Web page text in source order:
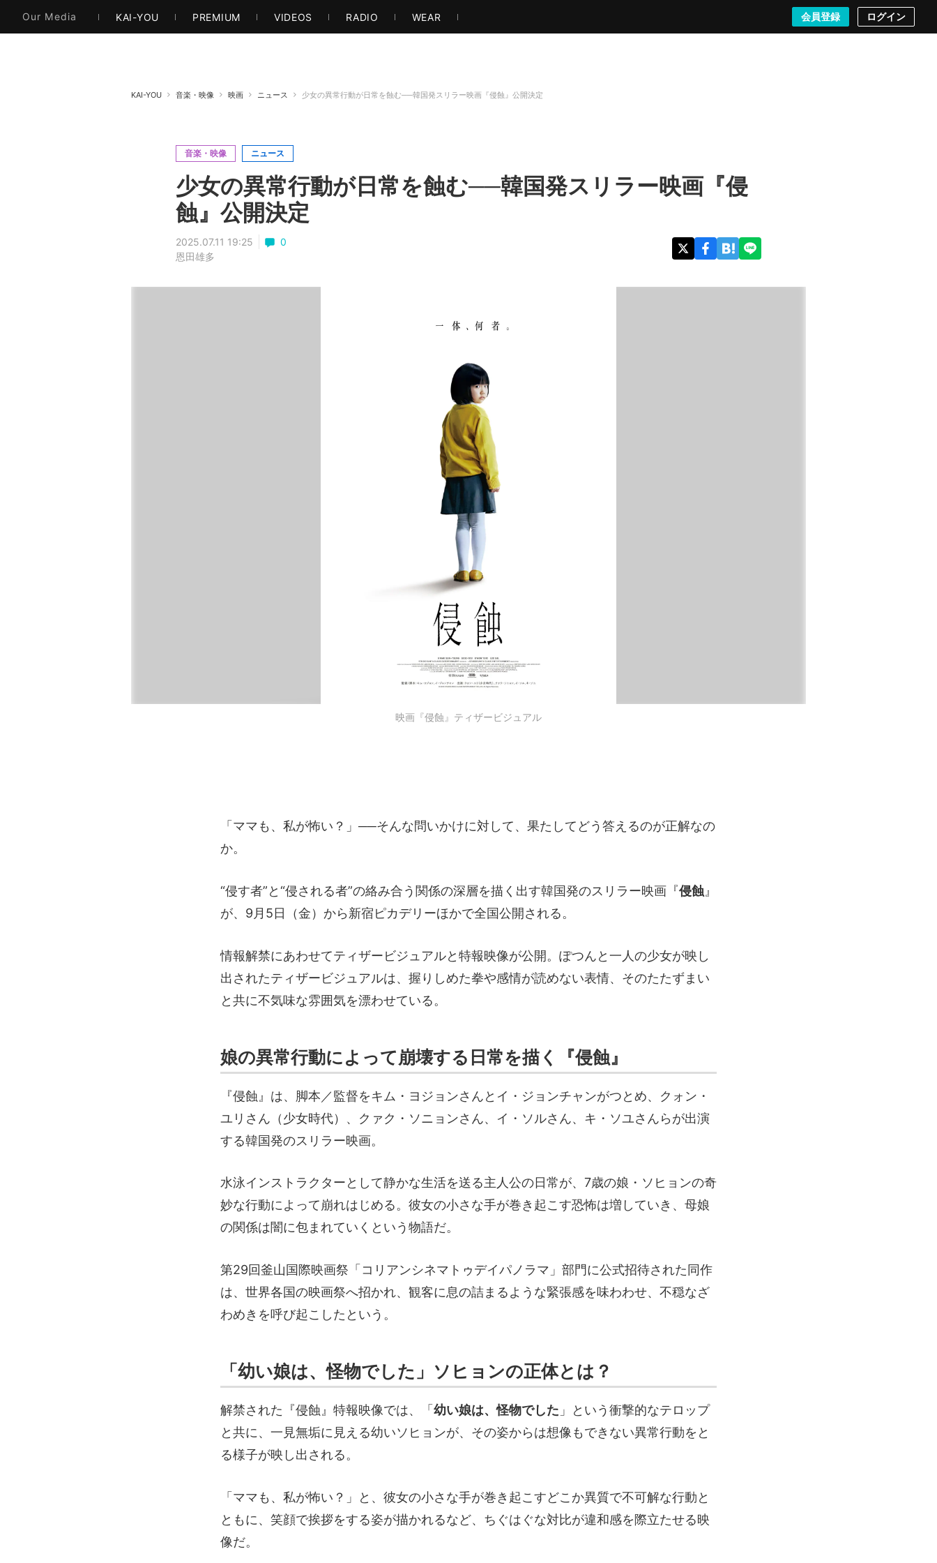
Our Media KAI-YOU PREMIUM VIDEOS RADIO WEAR 会員登録 ログイン
検索する
KAI-YOU 音楽・映像 映画 ニュース 少女の異常行動が日常を蝕む──韓国発スリラー映画『侵蝕』公開決定
音楽・映像 ニュース
少女の異常行動が日常を蝕む──韓国発スリラー映画『侵
蝕』公開決定
2025.07.11 19:25
0
恩田雄多
映画『侵蝕』ティザービジュアル
「ママも、私が怖い？」──そんな問いかけに対して、果たしてどう答えるのが正解なの
か。
“侵す者”と“侵される者”の絡み合う関係の深層を描く出す韓国発のスリラー映画『侵蝕 』
が、9月5日（金）から新宿ピカデリーほかで全国公開される。
情報解禁にあわせてティザービジュアルと特報映像が公開。ぽつんと一人の少女が映し
出されたティザービジュアルは、握りしめた拳や感情が読めない表情、そのたたずまい
と共に不気味な雰囲気を漂わせている。
娘の異常行動によって崩壊する日常を描く『侵蝕』
『侵蝕』は、脚本／監督をキム・ヨジョンさんとイ・ジョンチャンがつとめ、クォン・
ユリさん（少女時代）、クァク・ソニョンさん、イ・ソルさん、キ・ソユさんらが出演
する韓国発のスリラー映画。
水泳インストラクターとして静かな生活を送る主人公の日常が、7歳の娘・ソヒョンの奇
妙な行動によって崩れはじめる。彼女の小さな手が巻き起こす恐怖は増していき、母娘
の関係は闇に包まれていくという物語だ。
第29回釜山国際映画祭「コリアンシネマトゥデイパノラマ」部門に公式招待された同作
は、世界各国の映画祭へ招かれ、観客に息の詰まるような緊張感を味わわせ、不穏なざ
わめきを呼び起こしたという。
「幼い娘は、怪物でした」ソヒョンの正体とは？
解禁された『侵蝕』特報映像では、「 幼い娘は、怪物でした 」という衝撃的なテロップ
と共に、一見無垢に見える幼いソヒョンが、その姿からは想像もできない異常行動をと
る様子が映し出される。
「ママも、私が怖い？」と、彼女の小さな手が巻き起こすどこか異質で不可解な行動と
ともに、笑顔で挨拶をする姿が描かれるなど、ちぐはぐな対比が違和感を際立たせる映
像だ。